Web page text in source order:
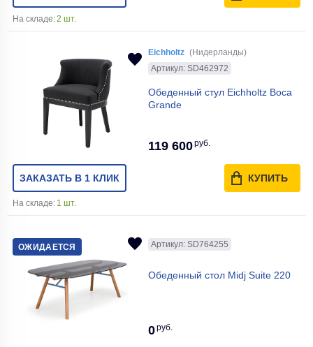
На складе:2 шт.
Eichholtz (Нидерланды)
Артикул: SD462972
Обеденный стул Eichholtz Boca
Grande
119 600руб.
ЗАКАЗАТЬ В 1 КЛИК КУПИТЬ
На складе: 1 шт.
ОЖИДАЕТСЯ Артикул: SD764255
Обеденный стол Midj Suite 220
0руб.